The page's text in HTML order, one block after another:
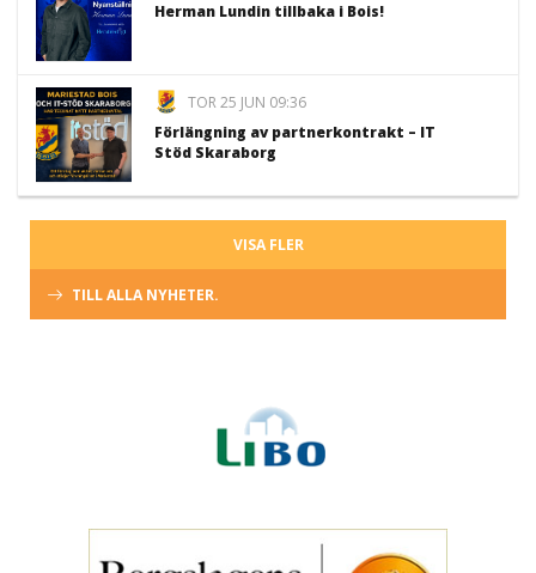
Herman Lundin tillbaka i Bois!
TOR 25 JUN 09:36
Förlängning av partnerkontrakt – IT
Stöd Skaraborg
VISA FLER
TILL ALLA NYHETER.